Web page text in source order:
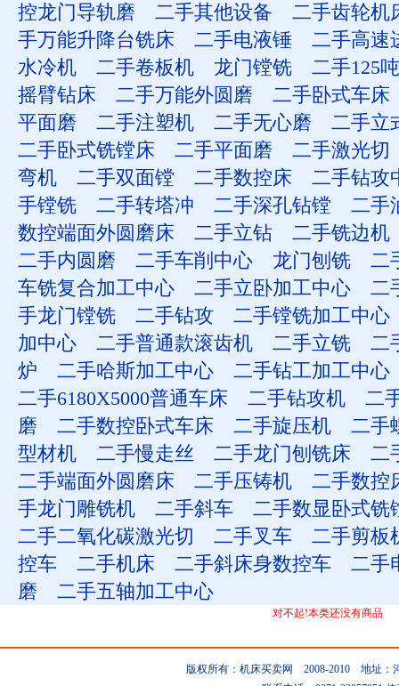
控龙门导轨磨
二手其他设备
二手齿轮机
手万能升降台铣床
二手电液锤
二手高速
水冷机
二手卷板机 龙门镗铣
二手125
摇臂钻床
二手万能外圆磨
二手卧式车床
平面磨
二手注塑机 二手无心磨
二手立
二手卧式铣镗床
二手平面磨
二手激光切
弯机
二手双面镗 二手数控床
二手钻攻
手镗铣
二手转塔冲 二手深孔钻镗
二手
数控端面外圆磨床
二手立钻
二手铣边机
二手内圆磨
二手车削中心 龙门刨铣
二
车铣复合加工中心
二手立卧加工中心
二
手龙门镗铣
二手钻攻
二手镗铣加工中心
加中心
二手普通款滚齿机 二手立铣
二
炉
二手哈斯加工中心
二手钻工加工中心
二手6180X5000普通车床
二手钻攻机
二
磨
二手数控卧式车床 二手旋压机
二手
型材机
二手慢走丝 二手龙门刨铣床
二
二手端面外圆磨床
二手压铸机
二手数控
手龙门雕铣机
二手斜车
二手数显卧式铣
二手二氧化碳激光切
二手叉车
二手剪板
控车
二手机床 二手斜床身数控车
二手
磨
二手五轴加工中心
对不起!本类还没有商品
版权所有：机床买卖网 2008-2010 地址：